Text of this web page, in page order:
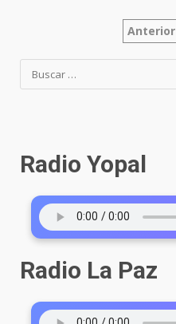
Anterior
Radio Yopal
Radio La Paz